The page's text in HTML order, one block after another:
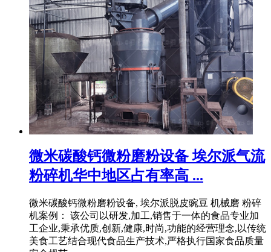
微米碳酸钙微粉磨粉设备 埃尔派气流
粉碎机华中地区占有率高 ...
微米碳酸钙微粉磨粉设备, 埃尔派脱皮豌豆 机械磨 粉碎
机案例： 该公司以研发,加工,销售于一体的食品专业加
工企业,秉承优质,创新,健康,时尚,功能的经营理念,以传统
美食工艺结合现代食品生产技术,严格执行国家食品质量